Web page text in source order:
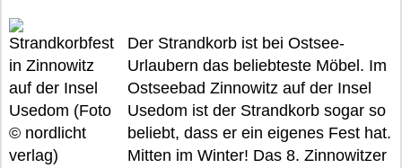
Der Strandkorb ist bei Ostsee-
Urlaubern das beliebteste Möbel. Im
Ostseebad Zinnowitz auf der Insel
Usedom ist der Strandkorb sogar so
beliebt, dass er ein eigenes Fest hat.
Mitten im Winter! Das 8. Zinnowitzer